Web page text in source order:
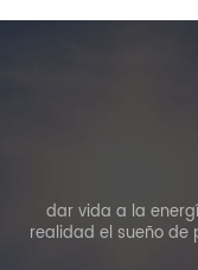
dar vida a la
realidad el sueño